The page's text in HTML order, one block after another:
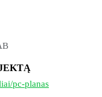
pc-planas